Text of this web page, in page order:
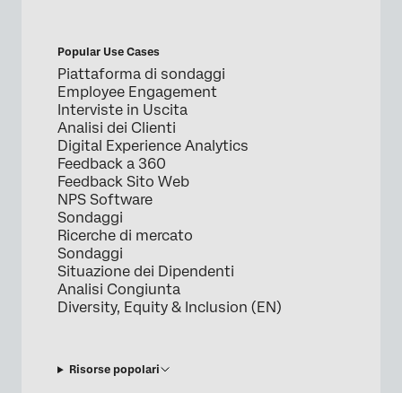
Popular Use Cases
Piattaforma di sondaggi
Employee Engagement
Interviste in Uscita
Analisi dei Clienti
Digital Experience Analytics
Feedback a 360
Feedback Sito Web
NPS Software
Sondaggi
Ricerche di mercato
Sondaggi
Situazione dei Dipendenti
Analisi Congiunta
Diversity, Equity & Inclusion (EN)
Risorse popolari